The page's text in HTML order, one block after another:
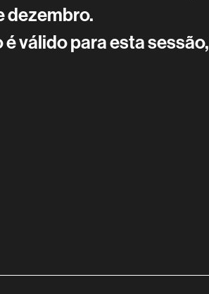
dezembro.
válido para esta sessão,